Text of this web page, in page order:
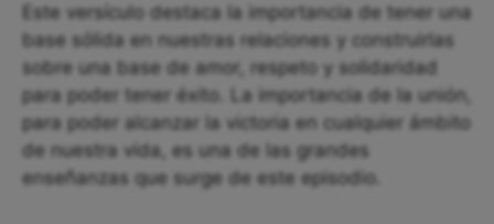
Este versículo destaca la importancia de tener una
base sólida en nuestras relaciones y construirlas
sobre una base de amor, respeto y solidaridad
para poder tener éxito. La importancia de la unión,
para poder alcanzar la victoria en cualquier ámbito
de nuestra vida, es una de las grandes
enseñanzas que surge de este episodio.